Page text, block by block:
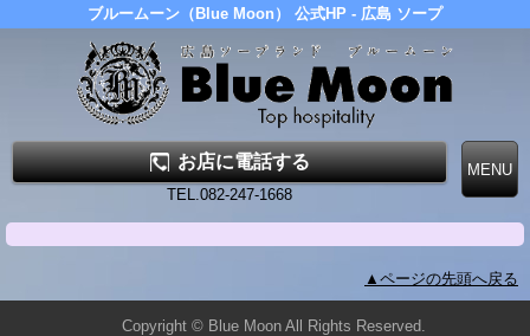
ブルームーン（Blue Moon） 公式HP - 広島 ソープ
お店に電話する
TEL.082-247-1668
▲ページの先頭へ戻る
Copyright © Blue Moon All Rights Reserved.